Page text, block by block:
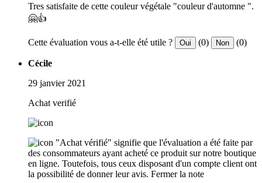
Tres satisfaite de cette couleur végétale "couleur d'automne ".
🤗👍
Cette évaluation vous a-t-elle été utile ? Oui (0) Non (0)
Cécile
29 janvier 2021
Achat verifié
"Achat vérifié" signifie que l'évaluation a été faite par
des consommateurs ayant acheté ce produit sur notre boutique
en ligne. Toutefois, tous ceux disposant d'un compte client ont
la possibilité de donner leur avis. Fermer la note